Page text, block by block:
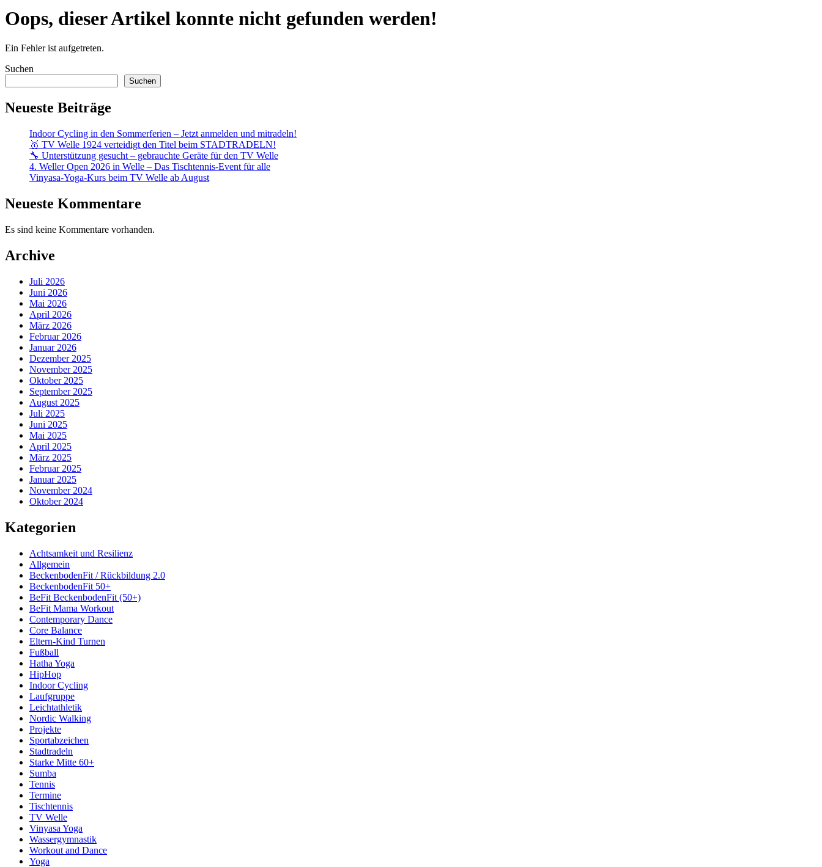
Oops, dieser Artikel konnte nicht gefunden werden!
Ein Fehler ist aufgetreten.
Suchen
Suchen
Neueste Beiträge
Indoor Cycling in den Sommerferien – Jetzt anmelden und mitradeln!
🥇 TV Welle 1924 verteidigt den Titel beim STADTRADELN!
🔧 Unterstützung gesucht – gebrauchte Geräte für den TV Welle
4. Weller Open 2026 in Welle – Das Tischtennis-Event für alle
Vinyasa-Yoga-Kurs beim TV Welle ab August
Neueste Kommentare
Es sind keine Kommentare vorhanden.
Archive
Juli 2026
Juni 2026
Mai 2026
April 2026
März 2026
Februar 2026
Januar 2026
Dezember 2025
November 2025
Oktober 2025
September 2025
August 2025
Juli 2025
Juni 2025
Mai 2025
April 2025
März 2025
Februar 2025
Januar 2025
November 2024
Oktober 2024
Kategorien
Achtsamkeit und Resilienz
Allgemein
BeckenbodenFit / Rückbildung 2.0
BeckenbodenFit 50+
BeFit BeckenbodenFit (50+)
BeFit Mama Workout
Contemporary Dance
Core Balance
Eltern-Kind Turnen
Fußball
Hatha Yoga
HipHop
Indoor Cycling
Laufgruppe
Leichtathletik
Nordic Walking
Projekte
Sportabzeichen
Stadtradeln
Starke Mitte 60+
Sumba
Tennis
Termine
Tischtennis
TV Welle
Vinyasa Yoga
Wassergymnastik
Workout and Dance
Yoga